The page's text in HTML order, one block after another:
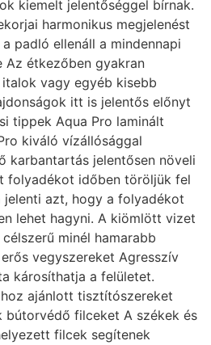
kiemelt jelentőséggel bírnak.
harmonikus megjelenést
padló ellenáll a mindennapi
Az étkezőben gyakran
vagy egyéb kisebb
itt is jelentős előnyt
tippek Aqua Pro laminált
kiváló vízállósággal
karbantartás jelentősen növeli
folyadékot időben töröljük fel
azt, hogy a folyadékot
lehet hagyni. A kiömlött vizet
minél hamarabb
vegyszereket Agresszív
károsíthatja a felületet.
ajánlott tisztítószereket
bútorvédő filceket A székek és
filcek segítenek